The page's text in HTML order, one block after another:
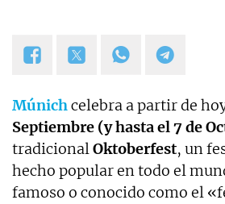
Múnichcelebra a partir de
Septiembre (y hasta el 7 de
tradicionalOktoberfest, un
hecho popular en todo el
famoso o conocido como el